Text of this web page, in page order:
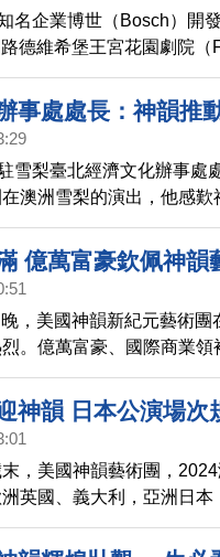
名企業博世（Bosch）開
德維希堡王宮花園劇院（
觀看了美國神韻環球藝術
給人們帶來重要信息，看
很重要。
事處處長：神韻推
雪梨臺北經濟文化辦事處
澳洲雪梨的演出，他感
是中華文化瑰寶的傳揚
。
億萬富豪欽佩神韻
，美國神韻新紀元藝術團
。億萬富豪、國際商業領
們以及神韻藝術總監。
神韻 日本公演場次
，美國神韻藝術團，
英國、義大利，亞洲日
約藝術團，在週二(19日)
在日本為期兩個月演出的